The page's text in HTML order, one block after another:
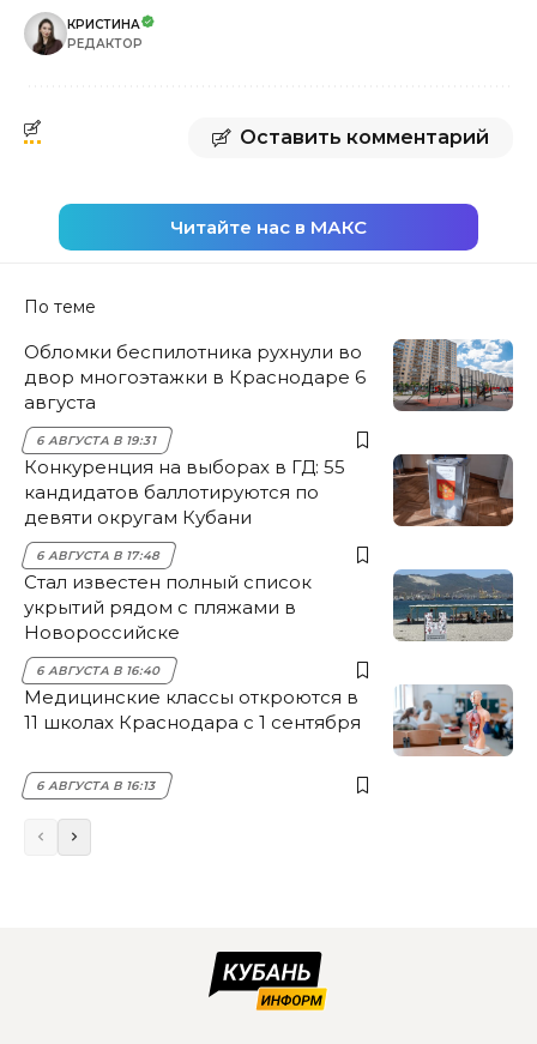
КРИСТИНА
РЕДАКТОР
Оставить комментарий
Читайте нас в МАКС
По теме
Обломки беспилотника рухнули во
двор многоэтажки в Краснодаре 6
августа
6 АВГУСТА В 19:31
Конкуренция на выборах в ГД: 55
кандидатов баллотируются по
девяти округам Кубани
6 АВГУСТА В 17:48
Стал известен полный список
укрытий рядом с пляжами в
Новороссийске
6 АВГУСТА В 16:40
Медицинские классы откроются в
11 школах Краснодара с 1 сентября
6 АВГУСТА В 16:13